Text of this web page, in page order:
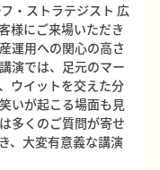
・ストラテジスト 広
様にご来場いただき
運用への関心の高さ
演では、足元のマー
ウイットを交えた分
いが起こる場面も見
多くのご質問が寄せ
、大変有意義な講演